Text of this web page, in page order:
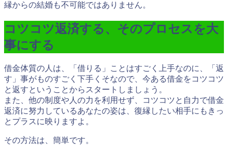
縁からの結婚も不可能ではありません。
コツコツ返済する、そのプロセスを大
事にする
借金体質の人は、「借りる」ことはすごく上手なのに、「返
す」事がものすごく下手くそなので、今ある借金をコツコツ
と返すということからスタートしましょう。
また、他の制度や人の力を利用せず、コツコツと自力で借金
返済に努力しているあなたの姿は、復縁したい相手にもきっ
とプラスに映りますよ。
その方法は、簡単です。